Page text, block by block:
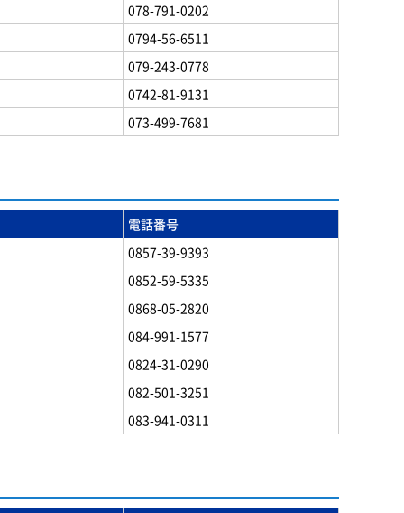
078-791-0202
0794-56-6511
079-243-0778
0742-81-9131
073-499-7681
電話番号
0857-39-9393
0852-59-5335
0868-05-2820
084-991-1577
0824-31-0290
082-501-3251
083-941-0311